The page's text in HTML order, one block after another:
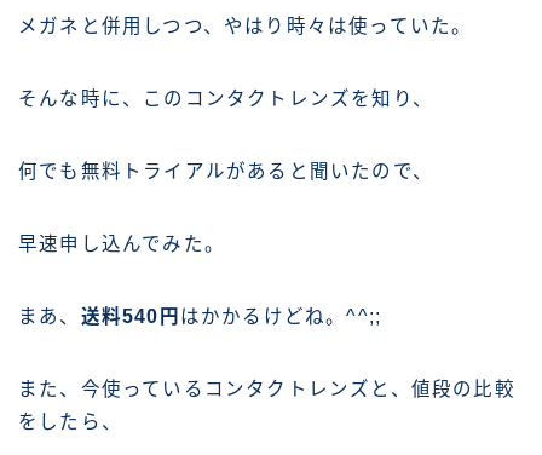
メガネと併用しつつ、やはり時々は使っていた。
そんな時に、このコンタクトレンズを知り、
何でも無料トライアルがあると聞いたので、
早速申し込んでみた。
まあ、 送料540円 はかかるけどね。^^;;
また、今使っているコンタクトレンズと、値段の比較
をしたら、